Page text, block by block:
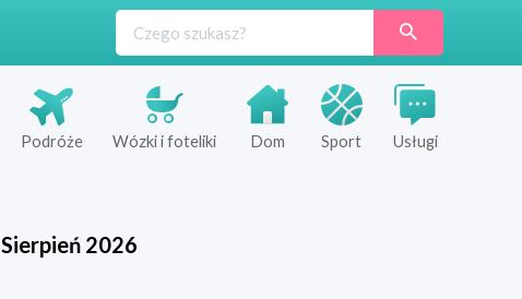
Podróże Wózki i foteliki Dom Sport Usługi
Sierpień 2026